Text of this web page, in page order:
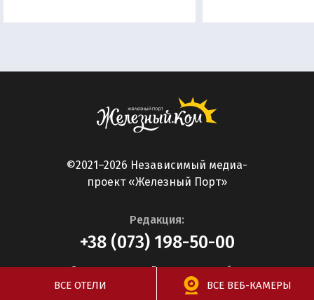
ВСЕ ОТЕЛИ ВСЕ ВЕБ-КАМЕРЫ
©2021–2026 Независимый медиа-
проект «Железный Порт»
Редакция:
+38 (073) 198-50-00
О редакции Реклама на сайте